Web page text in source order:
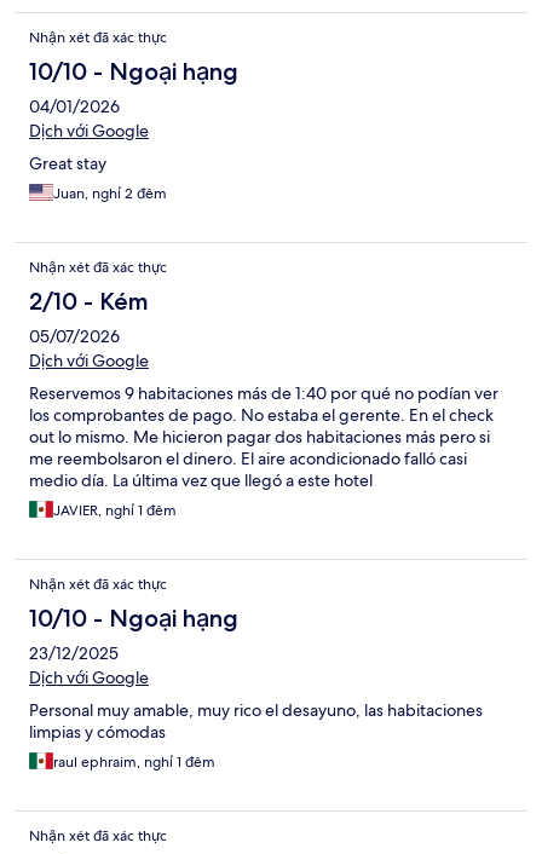
Nhận xét đã xác thực
10/10 - Ngoại hạng
04/01/2026
Dịch với Google
Great stay
Juan, nghỉ 2 đêm
Nhận xét đã xác thực
2/10 - Kém
05/07/2026
Dịch với Google
Reservemos 9 habitaciones más de 1:40 por qué no podían ver
los comprobantes de pago. No estaba el gerente. En el check
out lo mismo. Me hicieron pagar dos habitaciones más pero si
me reembolsaron el dinero. El aire acondicionado falló casi
medio día. La última vez que llegó a este hotel
JAVIER, nghỉ 1 đêm
Nhận xét đã xác thực
10/10 - Ngoại hạng
23/12/2025
Dịch với Google
Personal muy amable, muy rico el desayuno, las habitaciones
limpias y cómodas
raul ephraim, nghỉ 1 đêm
Nhận xét đã xác thực